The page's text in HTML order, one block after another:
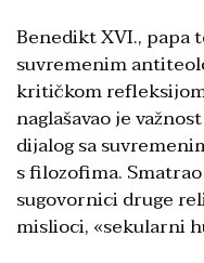
Benedikt XVI., papa
suvremenim
kritičkom
naglašavao je
dijalog sa
s filozofima.
sugovornici druge
mislioci, «sekularni